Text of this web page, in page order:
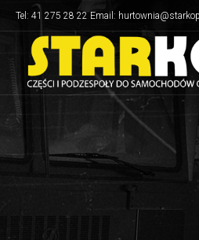
Tel: 41 275 28 22 Email: